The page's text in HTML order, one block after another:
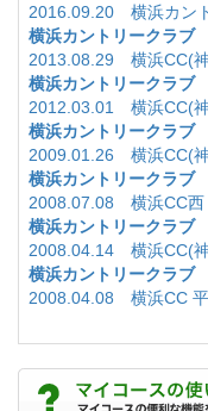
2016.09.20 横浜カン
横浜カントリークラブ
2013.08.29 横浜CC(
横浜カントリークラブ
2012.03.01 横浜CC(
横浜カントリークラブ
2009.01.26 横浜CC(
横浜カントリークラブ
2008.07.08 横浜CC西
横浜カントリークラブ
2008.04.14 横浜CC(
横浜カントリークラブ
2008.04.08 横浜CC